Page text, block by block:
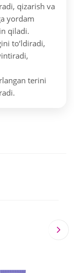
qizarish va
yordam
qiladi.
to‘ldiradi,
terini